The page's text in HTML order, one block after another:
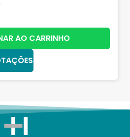
AO CARRINHO